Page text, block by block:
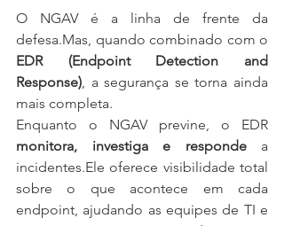
O NGAV é a linha de frente da
EDR (Endpoint Detection and
Response), a segurança se torna ainda
mais completa.
monitora, investiga e responde a
incidentes.Ele oferece visibilidade total
sobre o que acontece em cada
endpoint, ajudando as equipes de TI e